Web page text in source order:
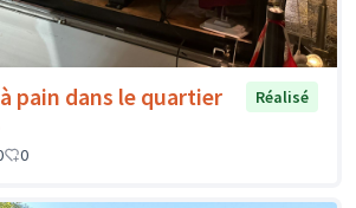
pain dans le quartier
Réalisé
0